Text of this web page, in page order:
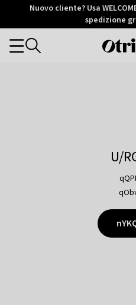
Otrium
Trustpilot
Nuovo cliente? Usa
spedizione
Categories
U/